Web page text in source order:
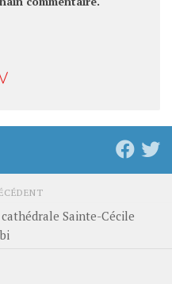
Sainte-Cécile